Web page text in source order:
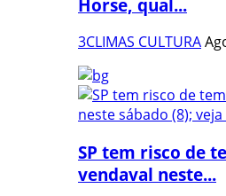
Horse, qual...
3CLIMAS CULTURA
SP tem risco de
vendaval neste...